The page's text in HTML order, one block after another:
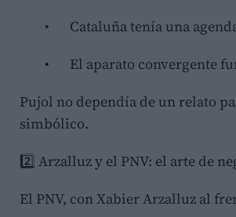
•
Cataluña tenía una
•
El aparato convergente
Pujol no dependía de un relato
simbólico.
2️⃣ Arzalluz y el PNV: el arte de
El PNV, con Xabier Arzalluz al